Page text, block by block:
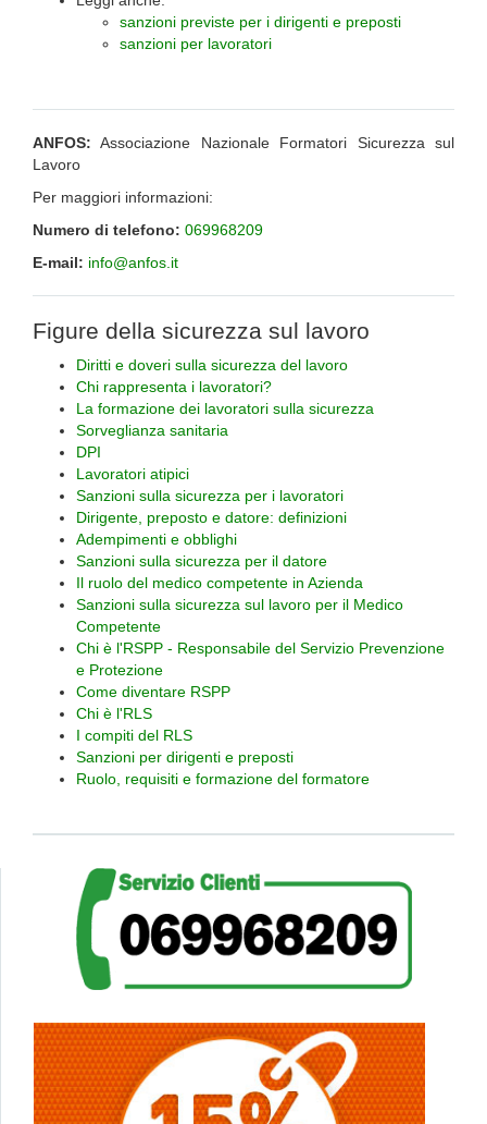
sanzioni previste per i dirigenti e preposti
sanzioni per lavoratori
ANFOS: Associazione Nazionale Formatori Sicurezza sul
Lavoro
Per maggiori informazioni:
Numero di telefono: 069968209
E-mail: info@anfos.it
Figure della sicurezza sul lavoro
Diritti e doveri sulla sicurezza del lavoro
Chi rappresenta i lavoratori?
La formazione dei lavoratori sulla sicurezza
Sorveglianza sanitaria
DPI
Lavoratori atipici
Sanzioni sulla sicurezza per i lavoratori
Dirigente, preposto e datore: definizioni
Adempimenti e obblighi
Sanzioni sulla sicurezza per il datore
Il ruolo del medico competente in Azienda
Sanzioni sulla sicurezza sul lavoro per il Medico
Competente
Chi è l'RSPP - Responsabile del Servizio Prevenzione
e Protezione
Come diventare RSPP
Chi è l'RLS
I compiti del RLS
Sanzioni per dirigenti e preposti
Ruolo, requisiti e formazione del formatore